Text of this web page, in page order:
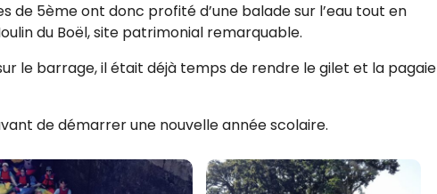
de 5ème ont donc profité d’une balade sur l’eau tout en
du Boël, site patrimonial remarquable.
le barrage, il était déjà temps de rendre le gilet et la pagaie
de démarrer une nouvelle année scolaire.